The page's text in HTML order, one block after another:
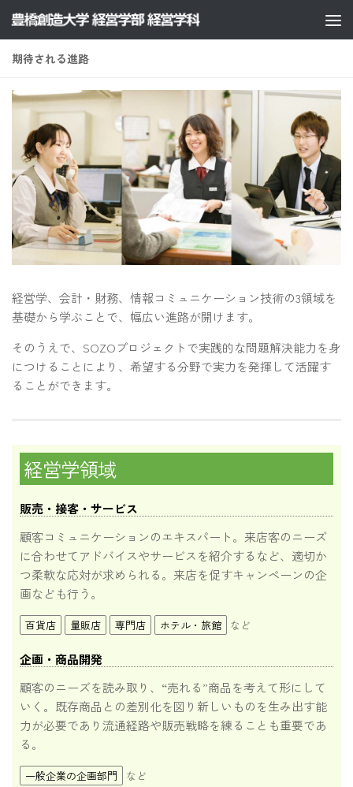
コンテンツへスキップ
期待される進路
経営学、会計・財務、情報コミュニケーション技術の3領域を
基礎から学ぶことで、幅広い進路が開けます。
そのうえで、SOZOプロジェクトで実践的な問題解決能力を身
につけることにより、希望する分野で実力を発揮して活躍す
ることができます。
経営学領域
販売・接客・サービス
顧客コミュニケーションのエキスパート。来店客のニーズ
に合わせてアドバイスやサービスを紹介するなど、適切か
つ柔軟な応対が求められる。来店を促すキャンペーンの企
画なども行う。
百貨店 量販店 専門店 ホテル・旅館 など
企画・商品開発
顧客のニーズを読み取り、“売れる”商品を考えて形にして
いく。既存商品との差別化を図り新しいものを生み出す能
力が必要であり流通経路や販売戦略を練ることも重要であ
る。
一般企業の企画部門 など